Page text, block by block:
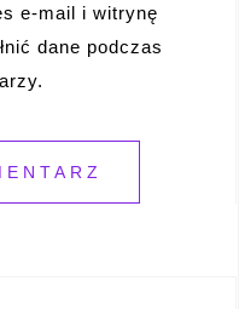
e-mail i witrynę
dane podczas